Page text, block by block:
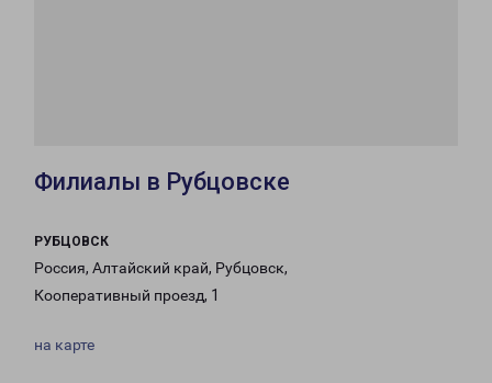
Филиалы в Рубцовске
РУБЦОВСК
Россия, Алтайский край, Рубцовск,
Кооперативный проезд, 1
на карте